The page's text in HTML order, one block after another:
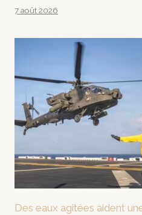
7 août 2026
Des eaux agitées aident